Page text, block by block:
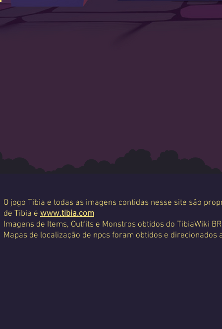
O jogo Tibia e todas as imagens contidas nesse site são
de Tibia é www.tibia.com
Imagens de Items, Outfits e Monstros obtidos do TibiaWiki
Mapas de localização de npcs foram obtidos e direcionados